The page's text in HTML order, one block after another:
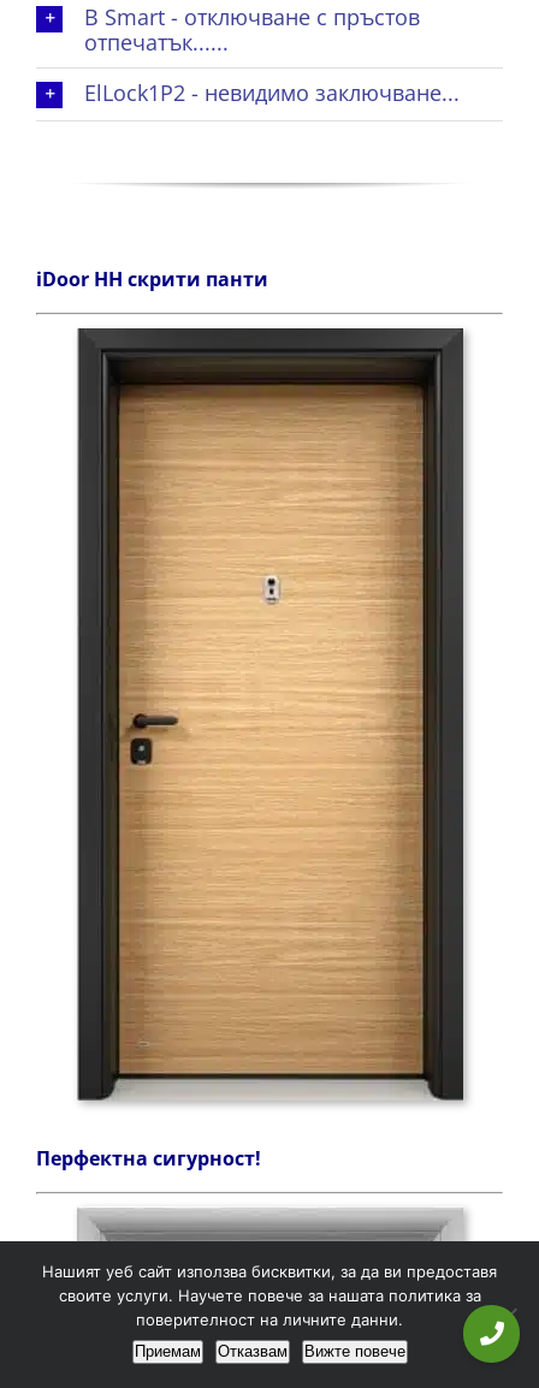
B Smart - отключване с пръстов
отпечатък......
ElLock1P2 - невидимо заключване...
iDoor HH скрити панти
Перфектна сигурност!
Нашият уеб сайт използва бисквитки, за да ви предоставя
своите услуги. Научете повече за нашата политика за
поверителност на личните данни.
Приемам Отказвам Вижте повече